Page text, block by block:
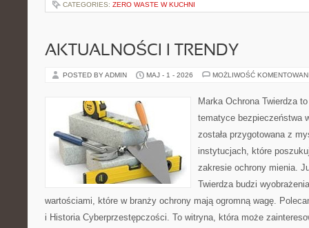
CATEGORIES: ZERO WASTE W KUCHNI
AKTUALNOŚCI I TRENDY
POSTED BY ADMIN MAJ - 1 - 2026 MOŻLIWOŚĆ
Marka Ochrona Twierdza
tematyce bezpieczeństwa
została przygotowana z
instytucjach, które
zakresie ochrony mienia.
Twierdza budzi
wartościami, które w branży ochrony mają ogromną wagę.
i Historia Cyberprzestępczości. To witryna, która może